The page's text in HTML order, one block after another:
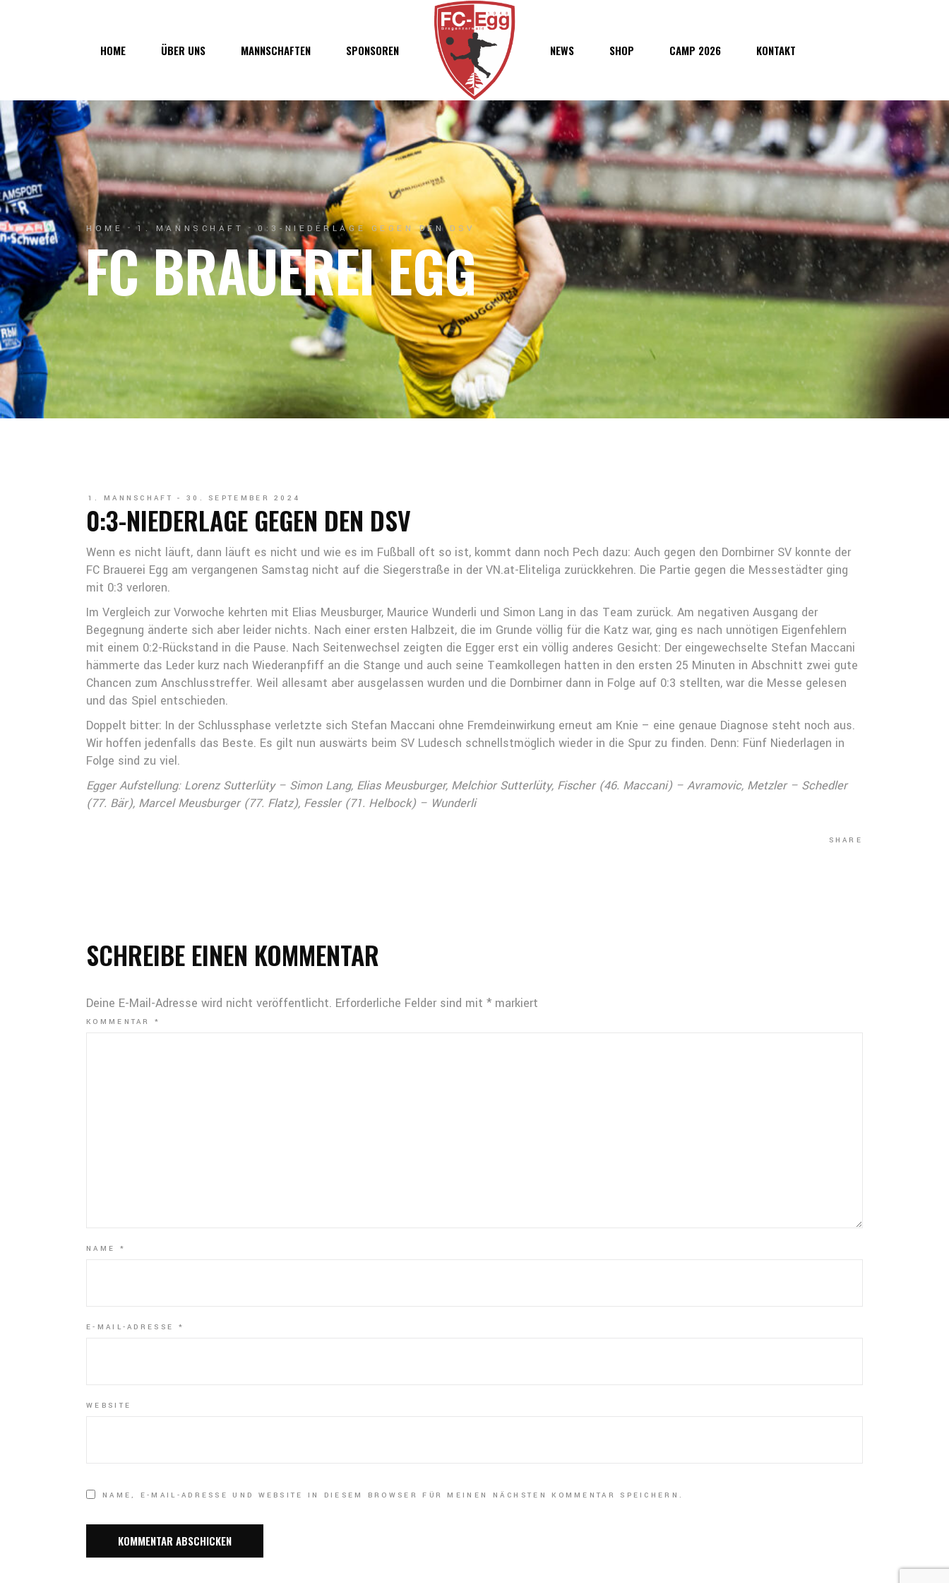
HOME ÜBER UNS
Über uns
Vorstand
Geschichte
Junkerau
MANNSCHAFTEN
1. Mannschaft
1b-Mannschaft
Nachwuchs
SPONSOREN NEWS SHOP CAMP 2026 KONTAKT
Junkerau
HOME 1. MANNSCHAFT 0:3-NIEDERLAGE GEGEN DEN DSV
FC BRAUEREI EGG
1. MANNSCHAFT 30. SEPTEMBER 2024
0:3-NIEDERLAGE GEGEN DEN DSV
Wenn es nicht läuft, dann läuft es nicht und wie es im Fußball oft so ist, kommt dann noch Pech dazu: Auch gegen den Dornbirner SV konnte der
FC Brauerei Egg am vergangenen Samstag nicht auf die Siegerstraße in der VN.at-Eliteliga zurückkehren. Die Partie gegen die Messestädter ging
mit 0:3 verloren.
Im Vergleich zur Vorwoche kehrten mit Elias Meusburger, Maurice Wunderli und Simon Lang in das Team zurück. Am negativen Ausgang der
Begegnung änderte sich aber leider nichts. Nach einer ersten Halbzeit, die im Grunde völlig für die Katz war, ging es nach unnötigen Eigenfehlern
mit einem 0:2-Rückstand in die Pause. Nach Seitenwechsel zeigten die Egger erst ein völlig anderes Gesicht: Der eingewechselte Stefan Maccani
hämmerte das Leder kurz nach Wiederanpfiff an die Stange und auch seine Teamkollegen hatten in den ersten 25 Minuten in Abschnitt zwei gute
Chancen zum Anschlusstreffer. Weil allesamt aber ausgelassen wurden und die Dornbirner dann in Folge auf 0:3 stellten, war die Messe gelesen
und das Spiel entschieden.
Doppelt bitter: In der Schlussphase verletzte sich Stefan Maccani ohne Fremdeinwirkung erneut am Knie – eine genaue Diagnose steht noch aus.
Wir hoffen jedenfalls das Beste. Es gilt nun auswärts beim SV Ludesch schnellstmöglich wieder in die Spur zu finden. Denn: Fünf Niederlagen in
Folge sind zu viel.
Egger Aufstellung: Lorenz Sutterlüty – Simon Lang, Elias Meusburger, Melchior Sutterlüty, Fischer (46. Maccani) – Avramovic, Metzler – Schedler
(77. Bär), Marcel Meusburger (77. Flatz), Fessler (71. Helbock) – Wunderli
SHARE
SCHREIBE EINEN KOMMENTAR
Deine E-Mail-Adresse wird nicht veröffentlicht. Erforderliche Felder sind mit * markiert
KOMMENTAR*
NAME *
E-MAIL-ADRESSE *
WEBSITE
NAME, E-MAIL-ADRESSE UND WEBSITE IN DIESEM BROWSER FÜR MEINEN NÄCHSTEN KOMMENTAR SPEICHERN.